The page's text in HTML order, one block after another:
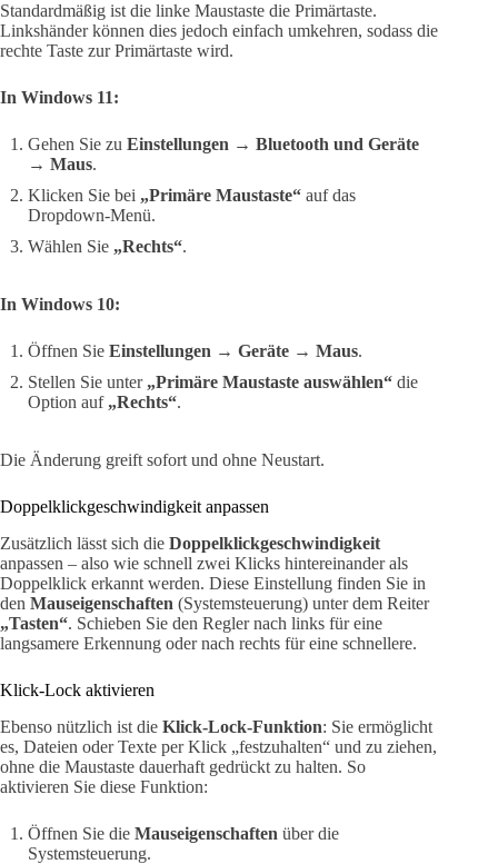
Standardmäßig ist die linke Maustaste die Primärtaste.
Linkshänder können dies jedoch einfach umkehren, sodass die
rechte Taste zur Primärtaste wird.
In Windows 11:
Gehen Sie zu Einstellungen → Bluetooth und Geräte
→ Maus.
Klicken Sie bei „Primäre Maustaste“ auf das
Dropdown-Menü.
Wählen Sie „Rechts“.
In Windows 10:
Öffnen Sie Einstellungen → Geräte → Maus.
Stellen Sie unter „Primäre Maustaste auswählen“ die
Option auf „Rechts“.
Die Änderung greift sofort und ohne Neustart.
Doppelklickgeschwindigkeit anpassen
Zusätzlich lässt sich die Doppelklickgeschwindigkeit
anpassen – also wie schnell zwei Klicks hintereinander als
Doppelklick erkannt werden. Diese Einstellung finden Sie in
den Mauseigenschaften (Systemsteuerung) unter dem Reiter
„Tasten“. Schieben Sie den Regler nach links für eine
langsamere Erkennung oder nach rechts für eine schnellere.
Klick-Lock aktivieren
Ebenso nützlich ist die Klick-Lock-Funktion: Sie ermöglicht
es, Dateien oder Texte per Klick „festzuhalten“ und zu ziehen,
ohne die Maustaste dauerhaft gedrückt zu halten. So
aktivieren Sie diese Funktion:
Öffnen Sie die Mauseigenschaften über die
Systemsteuerung.